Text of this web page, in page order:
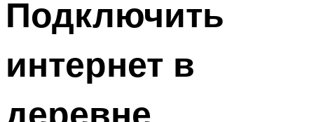
Подключить
интернет в
деревне